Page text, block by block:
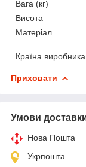
Вага (кг)
Висота
Матеріал
Країна виробника
Приховати
Умови
Нова Пошта
Укрпошта